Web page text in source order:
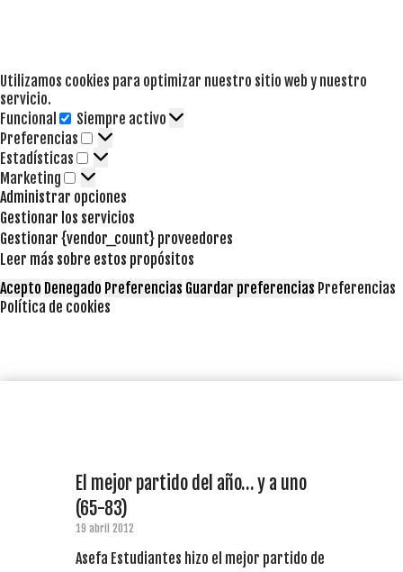
Utilizamos cookies para optimizar nuestro sitio web y nuestro
servicio.
Funcional
Funcional
Siempre activo
Preferencias
Preferencias
Estadísticas Estadísticas
Marketing Marketing
Administrar opciones
Gestionar los servicios
Gestionar {vendor_count} proveedores
Leer más sobre estos propósitos
Acepto Denegado Preferencias Guardar preferencias Preferencias
Política de cookies
El mejor partido del año… y a uno
(65-83)
19 abril 2012
Asefa Estudiantes hizo el mejor partido de